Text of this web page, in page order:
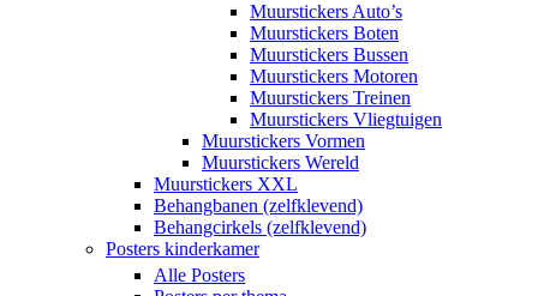
Muurstickers Auto’s
Muurstickers Boten
Muurstickers Bussen
Muurstickers Motoren
Muurstickers Treinen
Muurstickers Vliegtuigen
Muurstickers Vormen
Muurstickers Wereld
Muurstickers XXL
Behangbanen (zelfklevend)
Behangcirkels (zelfklevend)
Posters kinderkamer
Alle Posters